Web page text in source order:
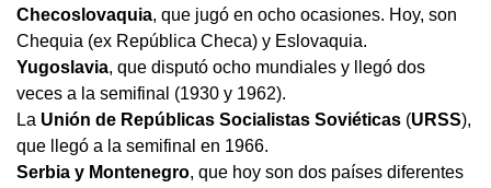
Checoslovaquia, que jugó en ocho ocasiones. Hoy, son
Chequia (ex República Checa) y Eslovaquia.
Yugoslavia, que disputó ocho mundiales y llegó dos
veces a la semifinal (1930 y 1962).
La Unión de Repúblicas Socialistas Soviéticas (URSS),
que llegó a la semifinal en 1966.
Serbia y Montenegro, que hoy son dos países diferentes